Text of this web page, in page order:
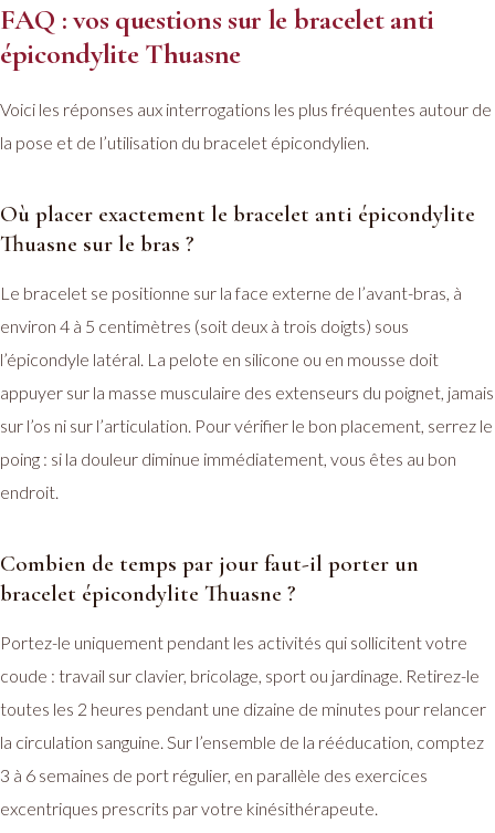
FAQ : vos questions sur le bracelet anti
épicondylite Thuasne
Voici les réponses aux interrogations les plus fréquentes autour de
la pose et de l’utilisation du bracelet épicondylien.
Où placer exactement le bracelet anti épicondylite
Thuasne sur le bras ?
Le bracelet se positionne sur la face externe de l’avant-bras, à
environ 4 à 5 centimètres (soit deux à trois doigts) sous
l’épicondyle latéral. La pelote en silicone ou en mousse doit
appuyer sur la masse musculaire des extenseurs du poignet, jamais
sur l’os ni sur l’articulation. Pour vérifier le bon placement, serrez le
poing : si la douleur diminue immédiatement, vous êtes au bon
endroit.
Combien de temps par jour faut-il porter un
bracelet épicondylite Thuasne ?
Portez-le uniquement pendant les activités qui sollicitent votre
coude : travail sur clavier, bricolage, sport ou jardinage. Retirez-le
toutes les 2 heures pendant une dizaine de minutes pour relancer
la circulation sanguine. Sur l’ensemble de la rééducation, comptez
3 à 6 semaines de port régulier, en parallèle des exercices
excentriques prescrits par votre kinésithérapeute.